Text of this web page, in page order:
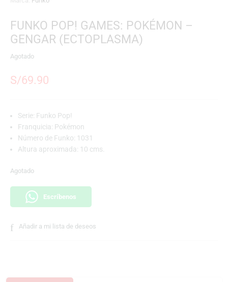
FUNKO POP! GAMES: POKÉMON –
GENGAR (ECTOPLASMA)
Agotado
S/69.90
Serie: Funko Pop!
Franquicia: Pokémon
Número de Funko: 1031
Altura aproximada: 10 cms.
Agotado
Escríbenos
Añadir a mi lista de deseos